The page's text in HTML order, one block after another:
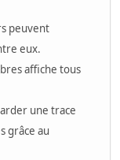
peuvent
eux.
affiche tous
une trace
grâce au